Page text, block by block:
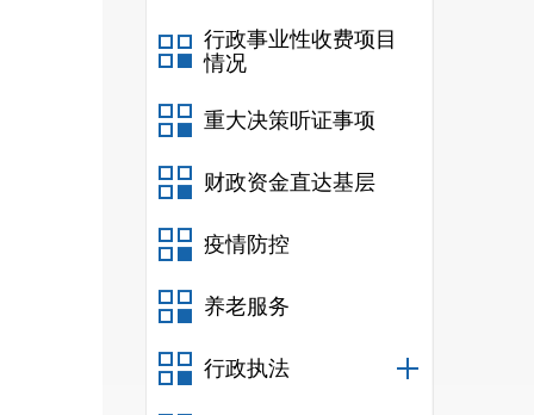
行政事业性收费项目
情况
重大决策听证事项
财政资金直达基层
疫情防控
养老服务
行政执法